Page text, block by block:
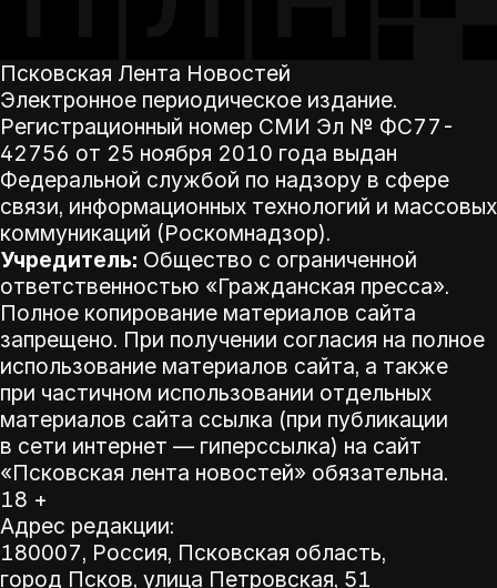
Псковская Лента Новостей
Электронное периодическое издание.
Регистрационный номер СМИ Эл № ФС77-
42756 от 25 ноября 2010 года выдан
Федеральной службой по надзору в сфере
связи, информационных технологий и массовых
коммуникаций (Роскомнадзор).
Учредитель: Общество с ограниченной
ответственностью «Гражданская пресса».
Полное копирование материалов сайта
запрещено. При получении согласия на полное
использование материалов сайта, а также
при частичном использовании отдельных
материалов сайта ссылка (при публикации
в сети интернет — гиперссылка) на сайт
«Псковская лента новостей» обязательна.
18 +
Адрес редакции:
180007, Россия, Псковская область,
город Псков, улица Петровская, 51